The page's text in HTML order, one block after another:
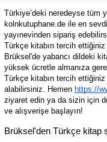
Türkiye’deki neredeyse tüm
kolnkutuphane.de ile en
yayınevinden sipariş
Türkçe kitabın tercih ettiğiniz
Brüksel'de yabancı dildeki
yüksek ücretle almanıza
Türkçe kitabın tercih ettiğiniz
alabilirsiniz. Hemen https://
ziyaret edin ya da sizin için
ve alışverişe başlayın!
Brüksel'den Türkçe kitap